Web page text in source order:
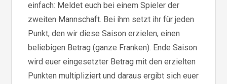
einfach: Meldet euch bei einem Spieler der
zweiten Mannschaft. Bei ihm setzt ihr für jeden
Punkt, den wir diese Saison erzielen, einen
beliebigen Betrag (ganze Franken). Ende Saison
wird euer eingesetzter Betrag mit den erzielten
Punkten multipliziert und daraus ergibt sich euer